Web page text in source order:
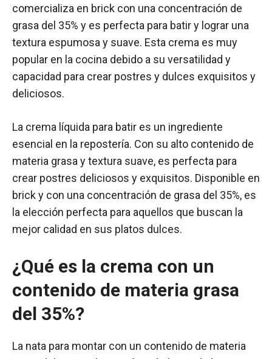
comercializa en brick con una concentración de
grasa del 35% y es perfecta para batir y lograr una
textura espumosa y suave. Esta crema es muy
popular en la cocina debido a su versatilidad y
capacidad para crear postres y dulces exquisitos y
deliciosos.
La crema líquida para batir es un ingrediente
esencial en la repostería. Con su alto contenido de
materia grasa y textura suave, es perfecta para
crear postres deliciosos y exquisitos. Disponible en
brick y con una concentración de grasa del 35%, es
la elección perfecta para aquellos que buscan la
mejor calidad en sus platos dulces.
¿Qué es la crema con un
contenido de materia grasa
del 35%?
La nata para montar con un contenido de materia